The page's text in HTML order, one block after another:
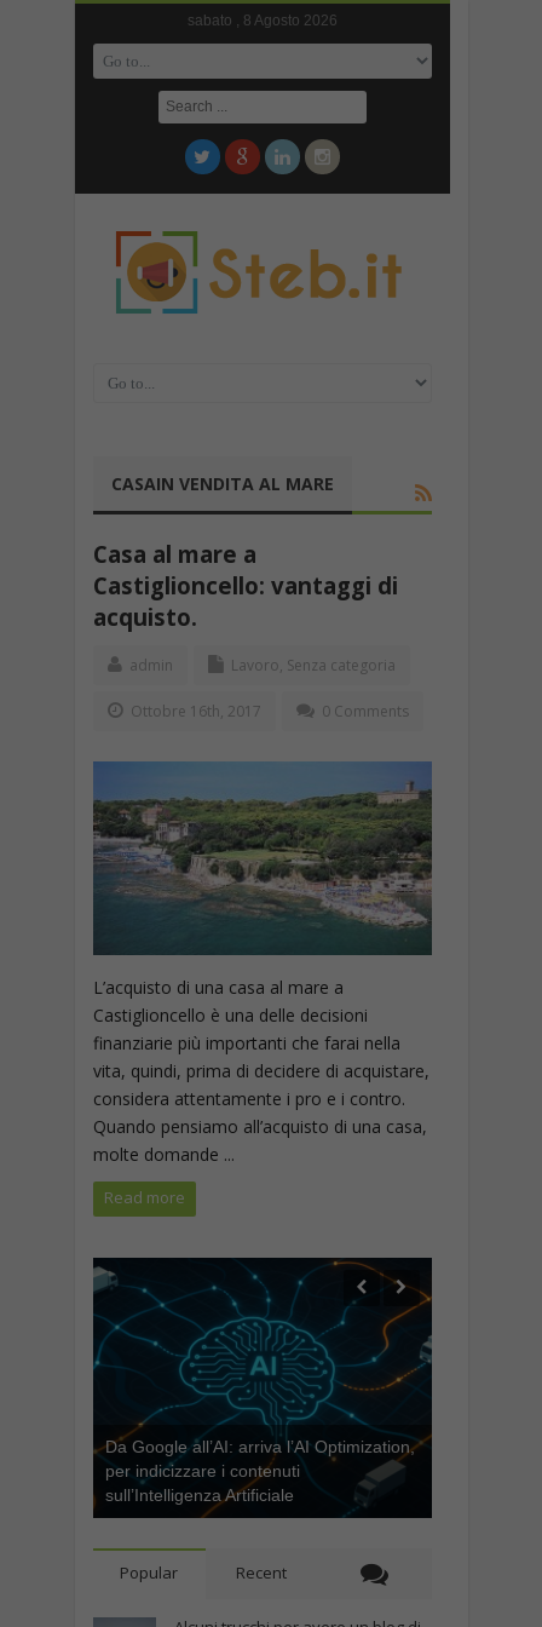
sabato , 8 Agosto 2026
CASAIN VENDITA AL MARE
Casa al mare a
Castiglioncello: vantaggi di
acquisto.
admin Lavoro, Senza categoria
Ottobre 16th, 2017 0 Comments
L’acquisto di una casa al mare a
Castiglioncello è una delle decisioni
finanziarie più importanti che farai nella
vita, quindi, prima di decidere di acquistare,
considera attentamente i pro e i contro.
Quando pensiamo all’acquisto di una casa,
molte domande ...
Read more
Da Google all’AI: arriva l’AI Optimization,
per indicizzare i contenuti
sull’Intelligenza Artificiale
Popular Recent